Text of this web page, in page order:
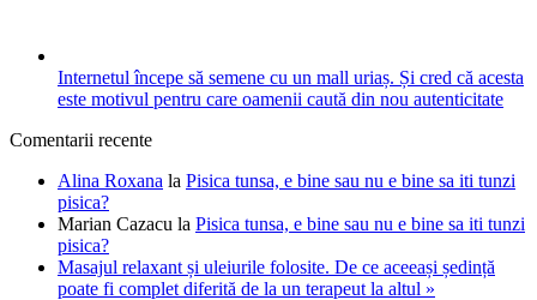
Internetul începe să semene cu un mall uriaș. Și cred că acesta
este motivul pentru care oamenii caută din nou autenticitate
Comentarii recente
Alina Roxana la Pisica tunsa, e bine sau nu e bine sa iti tunzi
pisica?
Marian Cazacu la Pisica tunsa, e bine sau nu e bine sa iti tunzi
pisica?
Masajul relaxant și uleiurile folosite. De ce aceeași ședință
poate fi complet diferită de la un terapeut la altul »